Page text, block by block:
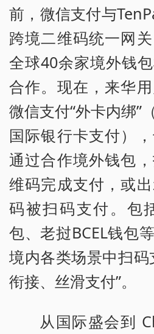
前，微信支付与
跨境二维码统一网
全球40余家境外钱
合作。现在，来华
微信支付“外卡内绑”
国际银行卡支付）
通过合作境外钱包
维码完成支付，或
码被扫码支付。包
包、老挝BCEL钱包
境内各类场景中扫码
衔接、丝滑支付”。
从国际盛会到